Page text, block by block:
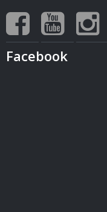
Facebook